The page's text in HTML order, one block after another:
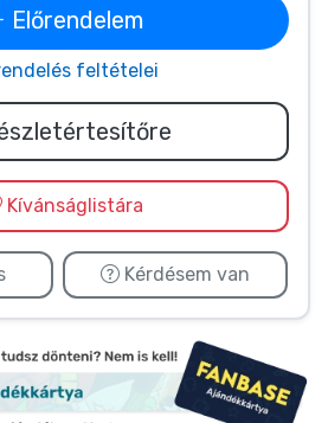
Előrendelem
feltételei
Kívánságlistára
Kérdésem van